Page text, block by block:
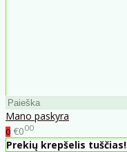
Mano paskyra
0 €000
Prekių krepšelis tuščias!